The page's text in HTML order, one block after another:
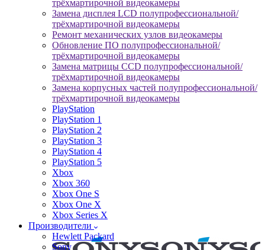
трёхмартирочной видеокамеры
Замена дисплея LCD полупрофессиональной/
трёхмартирочной видеокамеры
Ремонт механических узлов видеокамеры
Обновление ПО полупрофессиональной/
трёхмартирочной видеокамеры
Замена матрицы CCD полупрофессиональной/
трёхмартирочной видеокамеры
Замена корпусных частей полупрофессиональной/
трёхмартирочной видеокамеры
PlayStation
PlayStation 1
PlayStation 2
PlayStation 3
PlayStation 4
PlayStation 5
Xbox
Xbox 360
Xbox One S
Xbox One X
Xbox Series X
Производители
Hewlett Packard
Sony